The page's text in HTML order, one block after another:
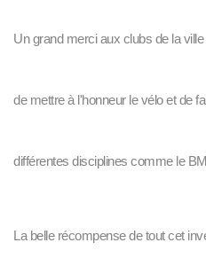
Un grand merci aux clubs de la
de mettre à l'honneur le vélo et de
différentes disciplines comme le
La belle récompense de tout cet